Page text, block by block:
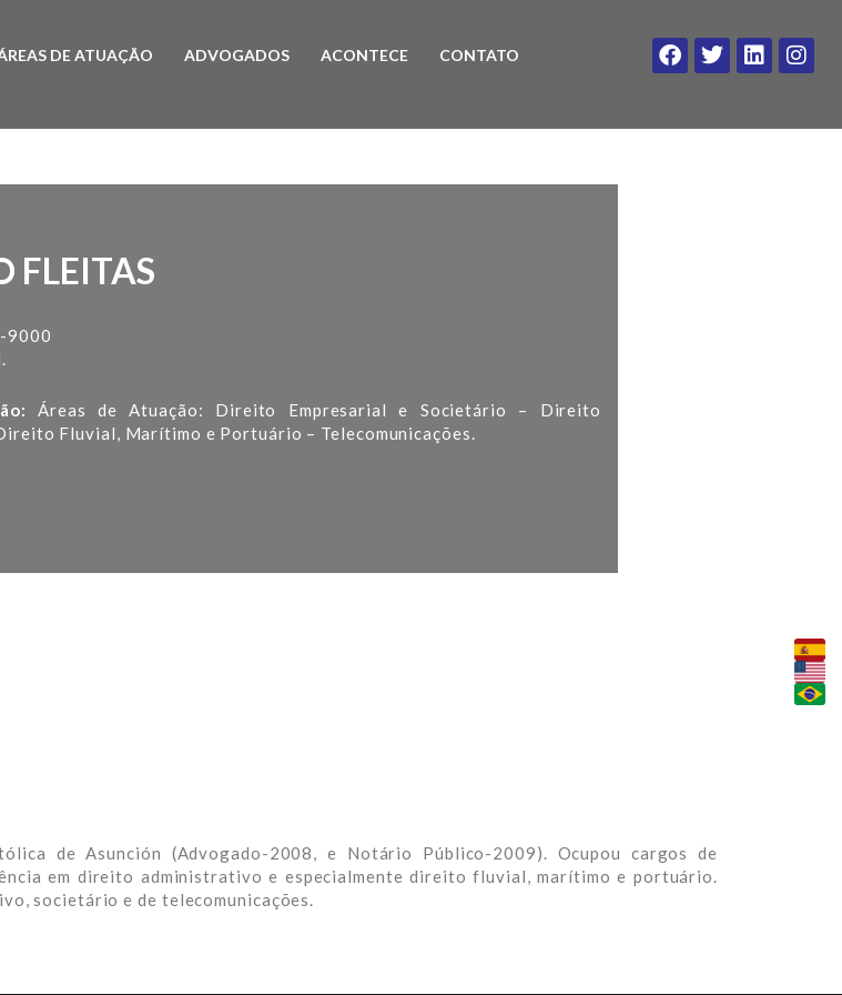
DE ATUAÇÃO ADVOGADOS ACONTECE CONTATO
FLEITAS
9000
Áreas de Atuação: Direito Empresarial e Societário – Direito
Fluvial, Marítimo e Portuário – Telecomunicações.
de Asunción (Advogado-2008, e Notário Público-2009). Ocupou cargos de
em direito administrativo e especialmente direito fluvial, marítimo e portuário.
societário e de telecomunicações.